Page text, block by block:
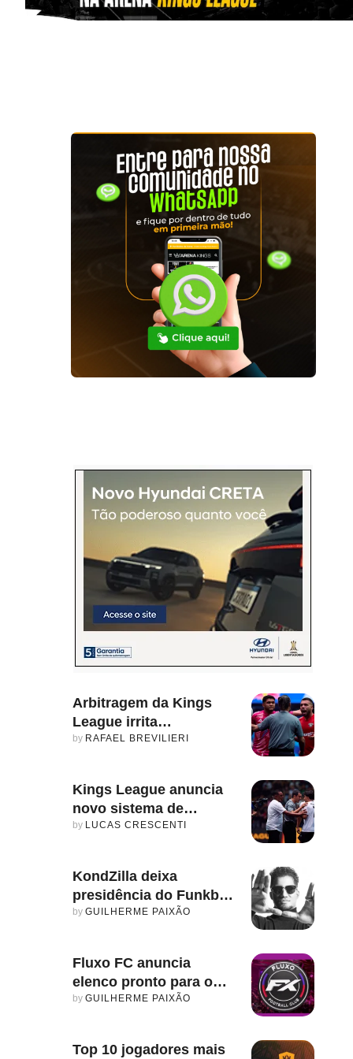
Arbitragem da Kings
League irrita
comunidade com
by RAFAEL BREVILIERI
Kings League anuncia
novo sistema de
punições para
by LUCAS CRESCENTI
KondZilla deixa
presidência do Funkbol
de forma repentina
by GUILHERME PAIXÃO
Fluxo FC anuncia
elenco pronto para o
Split e reafirma força da
by GUILHERME PAIXÃO
Top 10 jogadores mais